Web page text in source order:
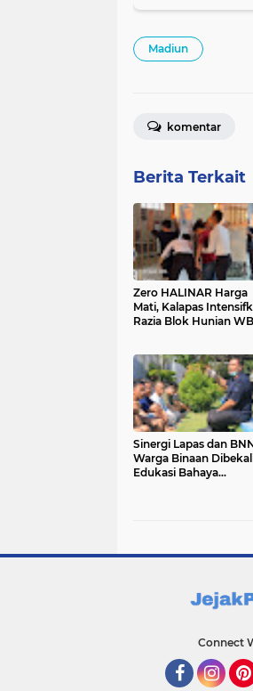
Madiun
komentar
Berita Terkait
Zero HALINAR Harga
Mati, Kalapas
Razia Blok Hunian
Sinergi Lapas dan
Warga Binaan
Edukasi Bahaya
Connect